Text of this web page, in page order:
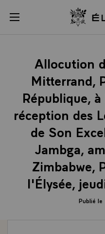
menu
Allocution
Mitterrand,
République,
réception des
de Son
Jambga,
Zimbabwe,
l'Élysée,
Publié le
Panneau de gestion des